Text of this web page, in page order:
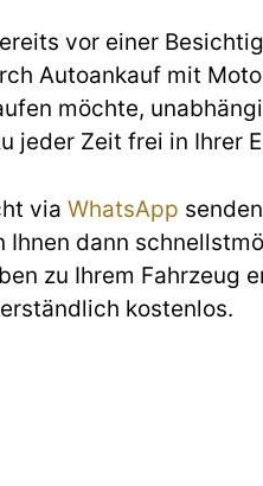
vor einer
Autoankauf mit
möchte,
jeder Zeit frei in Ihrer
via WhatsApp
Ihnen dann
zu Ihrem Fahrzeug
kostenlos.